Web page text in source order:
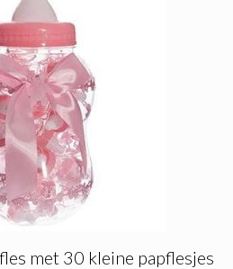
met 30 kleine papflesjes